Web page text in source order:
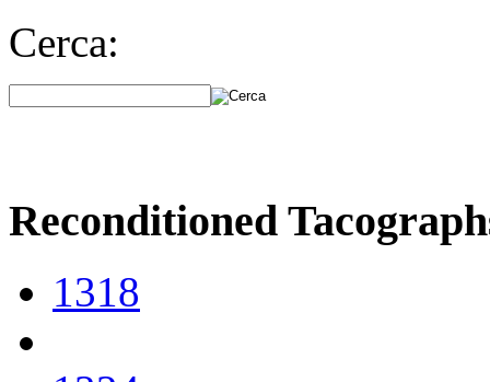
Cerca:
Reconditioned
1318